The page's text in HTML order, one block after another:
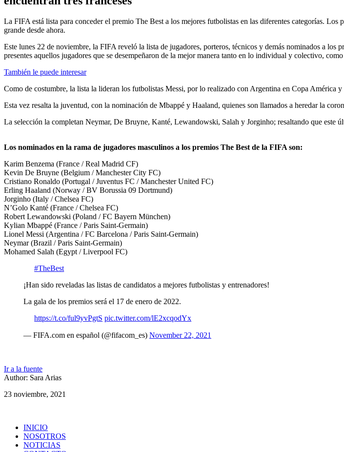
La FIFA está lista para conceder el premio The Best a los mejores futbolistas en las diferentes categorías.
grande desde ahora.
Este lunes 22 de noviembre, la FIFA reveló la lista de jugadores, porteros, técnicos y demás nominados a
presentes aquellos jugadores que se desempeñaron de la mejor manera tanto en lo individual y colectivo,
También le puede interesar
Como de costumbre, la lista la lideran los futbolistas Messi, por lo realizado con Argentina en Copa América
Esta vez resalta la juventud, con la nominación de Mbappé y Haaland, quienes son llamados a heredar la
La selección la completan Neymar, De Bruyne, Kanté, Lewandowski, Salah y Jorginho; resaltando que este
Los nominados en la rama de jugadores masculinos a los premios The Best de la FIFA son:
Karim Benzema (France / Real Madrid CF)
Kevin De Bruyne (Belgium / Manchester City FC)
Cristiano Ronaldo (Portugal / Juventus FC / Manchester United FC)
Erling Haaland (Norway / BV Borussia 09 Dortmund)
Jorginho (Italy / Chelsea FC)
N’Golo Kanté (France / Chelsea FC)
Robert Lewandowski (Poland / FC Bayern München)
Kylian Mbappé (France / Paris Saint-Germain)
Lionel Messi (Argentina / FC Barcelona / Paris Saint-Germain)
Neymar (Brazil / Paris Saint-Germain)
Mohamed Salah (Egypt / Liverpool FC)
#TheBest
¡Han sido reveladas las listas de candidatos a mejores futbolistas y entrenadores!
La gala de los premios será el 17 de enero de 2022.
https://t.co/ful9yvPgtS pic.twitter.com/lE2xcqodYx
— FIFA.com en español (@fifacom_es) November 22, 2021
Ir a la fuente
Author: Sara Arias
23 noviembre, 2021
INICIO
NOSOTROS
NOTICIAS